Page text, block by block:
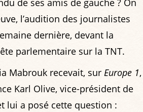
de ses amis de gauche ? On
l’audition des journalistes
dernière, devant la
parlementaire sur la TNT.
Mabrouk recevait, sur Europe 1,
Karl Olive, vice-président de
lui a posé cette question :